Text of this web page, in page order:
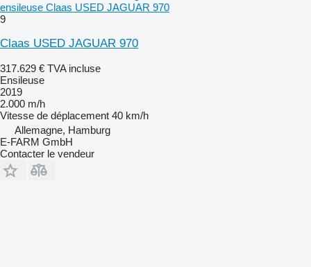
ensileuse Claas USED JAGUAR 970
9
Claas USED JAGUAR 970
317.629 € TVA incluse
Ensileuse
2019
2.000 m/h
Vitesse de déplacement 40 km/h
Allemagne, Hamburg
E-FARM GmbH
Contacter le vendeur